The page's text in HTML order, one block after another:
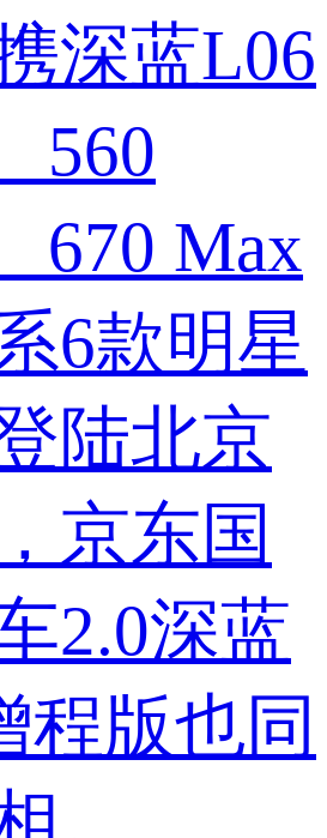
深蓝L06
560
670 Max
6款明星
陆北京
京东国
2.0深蓝
程版也同